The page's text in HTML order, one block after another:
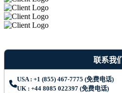
联系我们
USA : +1 (855) 467-7775 (免费电话)
UK : +44 8085 022397 (免费电话)